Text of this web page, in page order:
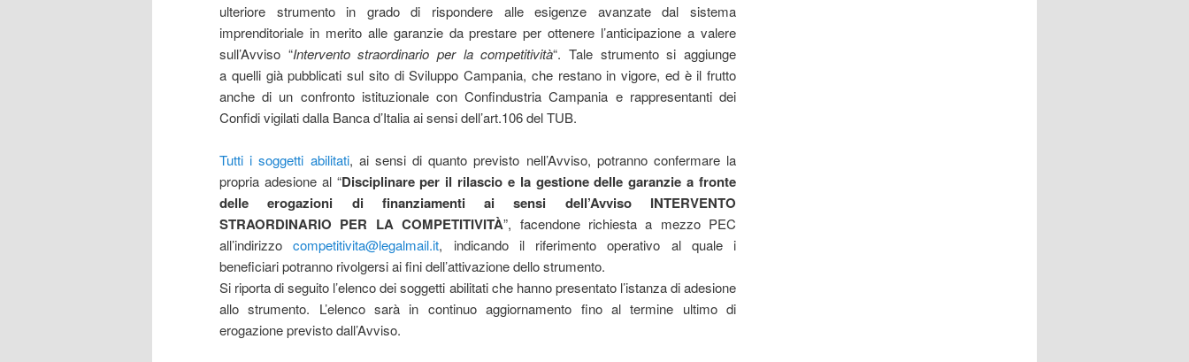
ulteriore strumento in grado di rispondere alle esigenze avanzate dal sistema
imprenditoriale in merito alle garanzie da prestare per ottenere l’anticipazione a valere
sull’Avviso “Intervento straordinario per la competitività“. Tale strumento si aggiunge
a quelli già pubblicati sul sito di Sviluppo Campania, che restano in vigore, ed è il frutto
anche di un confronto istituzionale con Confindustria Campania e rappresentanti dei
Confidi vigilati dalla Banca d’Italia ai sensi dell’art.106 del TUB.
Tutti i soggetti abilitati, ai sensi di quanto previsto nell’Avviso, potranno confermare la
propria adesione al “Disciplinare per il rilascio e la gestione delle garanzie a fronte
delle erogazioni di finanziamenti ai sensi dell’Avviso INTERVENTO
STRAORDINARIO PER LA COMPETITIVITÀ”, facendone richiesta a mezzo PEC
all’indirizzocompetitivita@legalmail.it, indicando il riferimento operativo al quale i
beneficiari potranno rivolgersi ai fini dell’attivazione dello strumento.
Si riporta di seguito l’elenco dei soggetti abilitati che hanno presentato l’istanza di adesione
allo strumento. L’elenco sarà in continuo aggiornamento fino al termine ultimo di
erogazione previsto dall’Avviso.